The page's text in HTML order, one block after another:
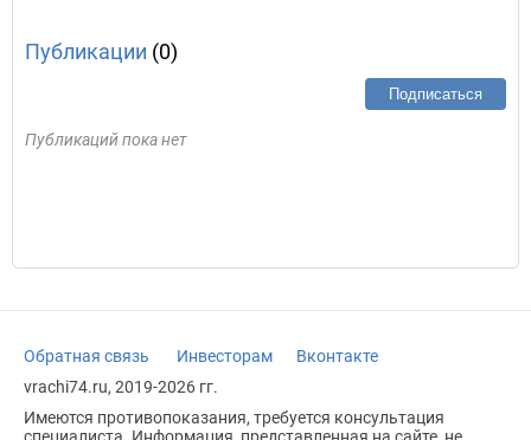
Публикации (0)
Подписаться
Публикаций пока нет
Обратная связь Инвесторам
Вконтакте
vrachi74.ru, 2019-2026 гг.
Имеются противопоказания, требуется консультация